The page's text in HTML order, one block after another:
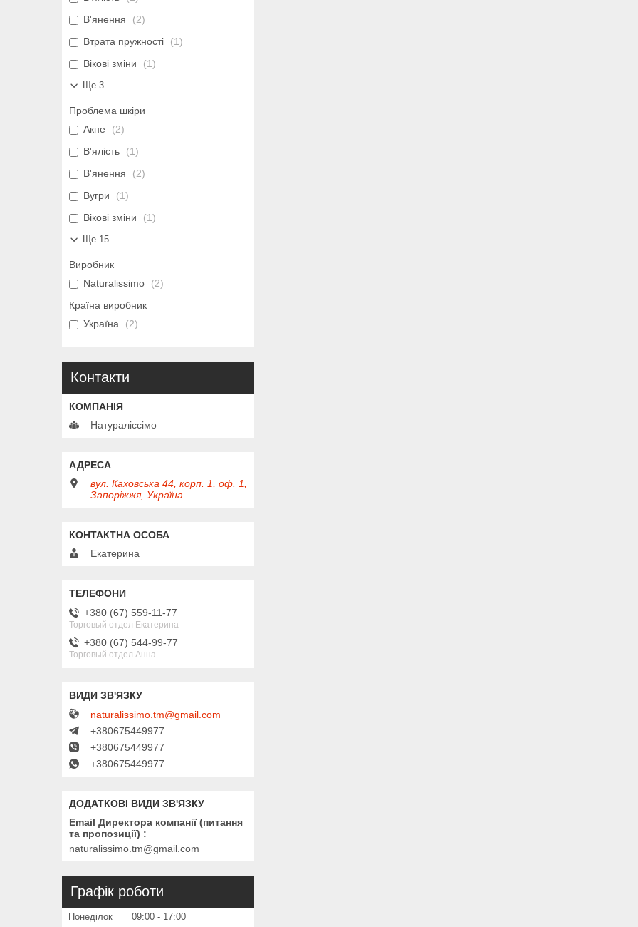
В'янення
2
Втрата пружності
1
Вікові зміни
1
Ще 3
Проблема шкіри
Акне
2
В'ялість
1
В'янення
2
Вугри
1
Вікові зміни
1
Ще 15
Виробник
Naturalissimo
2
Країна виробник
Україна
2
Контакти
Натураліссімо
вул. Каховська 44, корп. 1, оф. 1,
Запоріжжя, Україна
Екатерина
+380 (67) 559-11-77
Торговый отдел Екатерина
+380 (67) 544-99-77
Торговый отдел Анна
naturalissimo.tm@gmail.com
+380675449977
+380675449977
+380675449977
Email Директора компанії (питання
та пропозиції)
naturalissimo.tm@gmail.com
Графік роботи
Понеділок 09:00
17:00